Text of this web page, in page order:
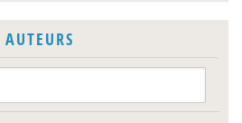
AUTEURS